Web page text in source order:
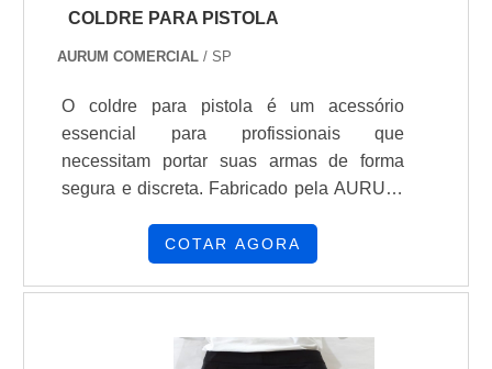
COLDRE PARA PISTOLA
AURUM COMERCIAL / SP
O coldre para pistola é um acessório
essencial para profissionais que
necessitam portar suas armas de forma
segura e discreta. Fabricado pela AURUM,
(Equipamentos de Proteção Individual) e
o coldre oferece qualidade e
personalizado e singular do início ao fim, a
COTAR AGORA